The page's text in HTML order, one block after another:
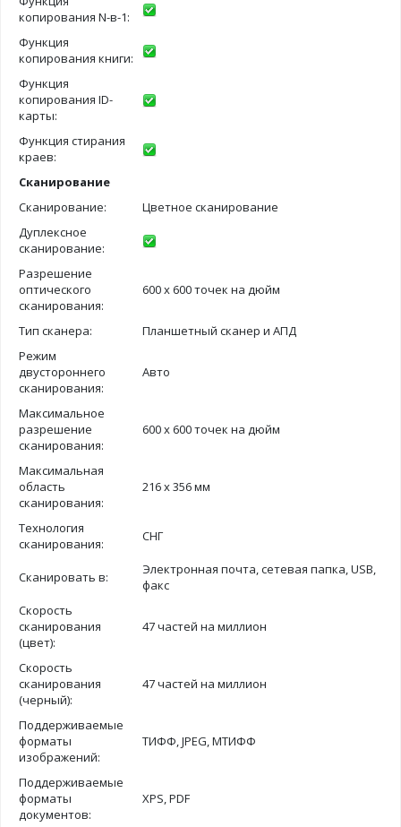
копирования N-в-1:
Функция
копирования книги:
Функция
копирования ID-
карты:
Функция стирания
краев:
Сканирование
Сканирование:
Цветное сканирование
Дуплексное
сканирование:
Разрешение
оптического
сканирования:
600 х 600 точек на дюйм
Тип сканера:
Планшетный сканер и АПД
Режим
двустороннего
сканирования:
Авто
Максимальное
разрешение
сканирования:
600 х 600 точек на дюйм
Максимальная
область
сканирования:
216 х 356 мм
Технология
сканирования:
СНГ
Сканировать в:
Электронная почта, сетевая папка, USB,
факс
Скорость
сканирования
(цвет):
47 частей на миллион
Скорость
сканирования
(черный):
47 частей на миллион
Поддерживаемые
форматы
изображений:
ТИФФ, JPEG, МТИФФ
Поддерживаемые
форматы
документов:
XPS, PDF